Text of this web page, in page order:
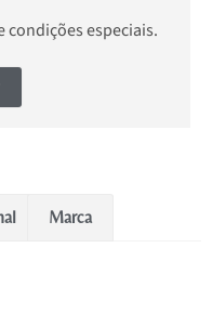
condições especiais.
Marca